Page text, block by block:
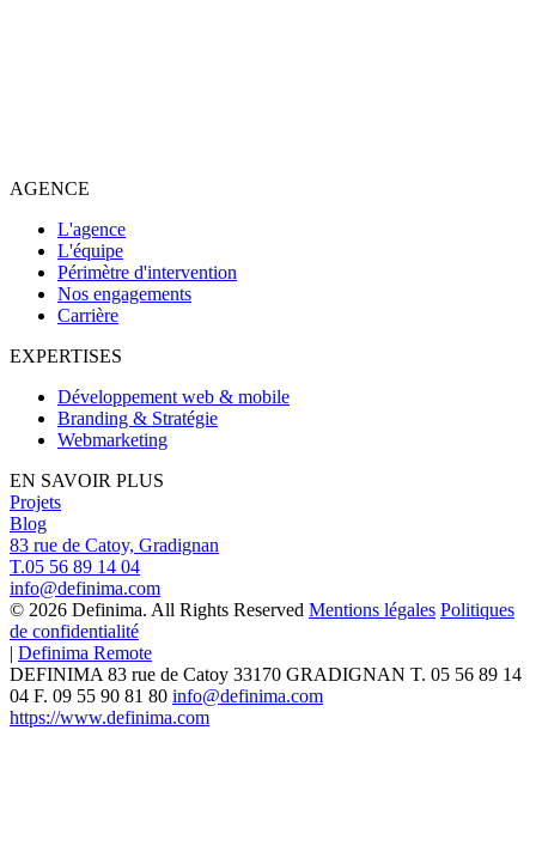
AGENCE
L'agence
L'équipe
Périmètre d'intervention
Nos engagements
Carrière
EXPERTISES
Développement web & mobile
Branding & Stratégie
Webmarketing
EN SAVOIR PLUS
Projets
Blog
83 rue de Catoy, Gradignan
T.05 56 89 14 04
info@definima.com
© 2026 Definima. All Rights Reserved Mentions légales Politiques
de confidentialité
| Definima Remote
DEFINIMA 83 rue de Catoy 33170 GRADIGNAN T. 05 56 89 14
04 F. 09 55 90 81 80 info@definima.com
https://www.definima.com